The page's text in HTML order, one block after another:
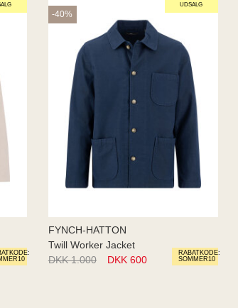
UDSALG
RABATKODE:
SOMMER10
-40%
FYNCH-HATTON
Twill Worker Jacket
DKK 1.000
DKK 600